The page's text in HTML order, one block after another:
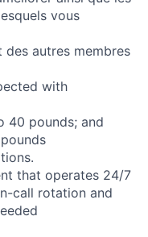
vous
autres membres
with
40 pounds; and
that operates 24/7
call rotation and